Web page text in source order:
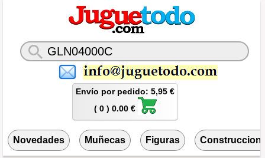
Envío por pedido: 5,95 €
( 0 ) 0.00 €
Novedades Muñecas Figuras